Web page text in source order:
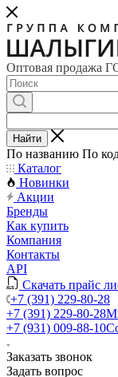
Оптовая продажа
Найти
По названию По
Каталог
Новинки
Акции
Бренды
Как купить
Компания
Контакты
API
Скачать прайс
+7 (391) 229-80-28
+7 (391) 229-80-28
+7 (931) 009-88-10
Заказать звонок
Задать вопрос